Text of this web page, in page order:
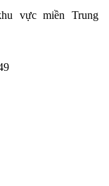
vực miền Trung